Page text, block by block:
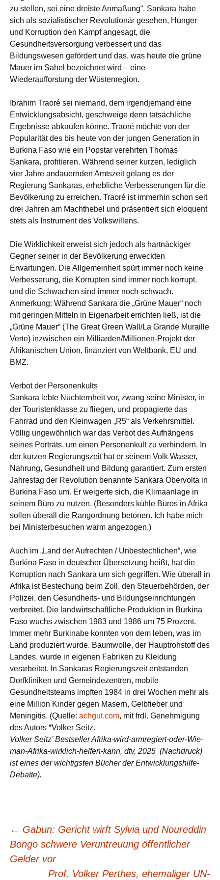
zu stellen, sei eine dreiste Anmaßung“. Sankara habe
sich als sozialistischer Revolutionär gesehen, Hunger
und Korruption den Kampf angesagt, die
Gesundheitsversorgung verbessert und das
Bildungswesen gefördert und das, was heute die grüne
Mauer im Sahel bezeichnet wird – eine
Wiederaufforstung der Wüstenregion.
Ibrahim Traoré sei niemand, dem irgendjemand eine
Entwicklungsabsicht, geschweige denn tatsächliche
Ergebnisse abkaufen könne. Traoré möchte von der
Popularität des bis heute von der jungen Generation in
Burkina Faso wie ein Popstar verehrten Thomas
Sankara, profitieren. Während seiner kurzen, lediglich
vier Jahre andauernden Amtszeit gelang es der
Regierung Sankaras, erhebliche Verbesserungen für die
Bevölkerung zu erreichen. Traoré ist immerhin schon seit
drei Jahren am Machthebel und präsentiert sich eloquent
stets als Instrument des Volkswillens.
Die Wirklichkeit erweist sich jedoch als hartnäckiger
Gegner seiner in der Bevölkerung erweckten
Erwartungen. Die Allgemeinheit spürt immer noch keine
Verbesserung, die Korrupten sind immer noch korrupt,
und die Schwachen sind immer noch schwach.
Anmerkung: Während Sankara die „Grüne Mauer“ noch
mit geringen Mitteln in Eigenarbeit errichten ließ, ist die
„Grüne Mauer“ (The Great Green Wall/La Grande Muraille
Verte) inzwischen ein Milliarden/Millionen-Projekt der
Afrikanischen Union, finanziert von Weltbank, EU und
BMZ.
Verbot der Personenkults
Sankara lebte Nüchternheit vor, zwang seine Minister, in
der Touristenklasse zu fliegen, und propagierte das
Fahrrad und den Kleinwagen „R5“ als Verkehrsmittel.
Völlig ungewöhnlich war das Verbot des Aufhängens
seines Porträts, um einen Personenkult zu verhindern. In
der kurzen Regierungszeit hat er seinem Volk Wasser,
Nahrung, Gesundheit und Bildung garantiert. Zum ersten
Jahrestag der Revolution benannte Sankara Obervolta in
Burkina Faso um. Er weigerte sich, die Klimaanlage in
seinem Büro zu nutzen. (Besonders kühle Büros in Afrika
sollen überall die Rangordnung betonen. Ich habe mich
bei Ministerbesuchen warm angezogen.)
Auch im „Land der Aufrechten / Unbestechlichen“, wie
Burkina Faso in deutscher Übersetzung heißt, hat die
Korruption nach Sankara um sich gegriffen. Wie überall in
Afrika ist Bestechung beim Zoll, den Steuerbehörden, der
Polizei, den Gesundheits- und Bildungseinrichtungen
verbreitet. Die landwirtschaftliche Produktion in Burkina
Faso wuchs zwischen 1983 und 1986 um 75 Prozent.
Immer mehr Burkinabe konnten von dem leben, was im
Land produziert wurde. Baumwolle, der Hauptrohstoff des
Landes, wurde in eigenen Fabriken zu Kleidung
verarbeitet. In Sankaras Regierungszeit entstanden
Dorfkliniken und Gemeindezentren, mobile
Gesundheitsteams impften 1984 in drei Wochen mehr als
eine Million Kinder gegen Masern, Gelbfieber und
Meningitis. (Quelle: achgut.com, mit frdl. Genehmigung
des Autors *Volker Seitz.
Volker Seitz’ Bestseller Afrika-wird-armregiert-oder-Wie-
man-Afrika-wirklich-helfen-kann, dtv, 2025 (Nachdruck)
ist eines der wichtigsten Bücher der Entwicklungshilfe-
Debatte).
Beitragsnavigation
← Gabun: Gericht wirft Sylvia und Noureddin
Bongo schwere Veruntreuung öffentlicher
Gelder vor
Prof. Volker Perthes, ehemaliger UN-